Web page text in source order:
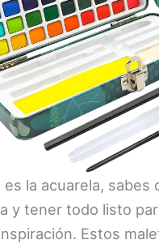
es la acuarela, sabes
y tener todo listo
Estos